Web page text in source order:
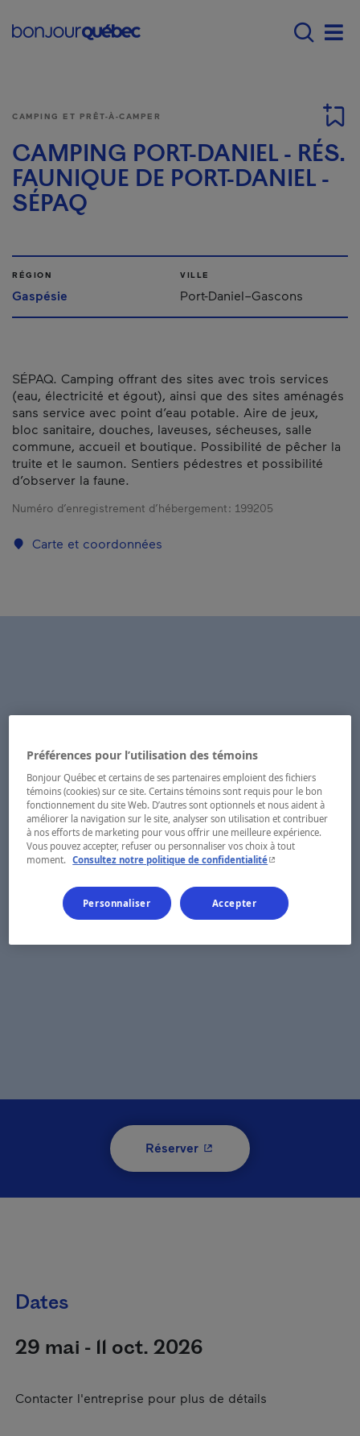
Main navigation -
Réserver- Cet hyperlien s'ouvrira
CAMPING ET PRÊT-À-CAMPER
CAMPING PORT-DANIEL - RÉS.
FAUNIQUE DE PORT-DANIEL -
SÉPAQ
RÉGION
Gaspésie
VILLE
Port-Daniel–Gascons
SÉPAQ. Camping offrant des sites avec trois services
(eau, électricité et égout), ainsi que des sites aménagés
sans service avec point d’eau potable. Aire de jeux,
bloc sanitaire, douches, laveuses, sécheuses, salle
commune, accueil et boutique. Possibilité de pêcher la
truite et le saumon. Sentiers pédestres et possibilité
d’observer la faune.
Numéro d’enregistrement d’hébergement : 199205
Carte et coordonnées
Dates
29 mai - 11 oct. 2026
Contacter l'entreprise pour plus de détails
Préférences pour l’utilisation des témoins
Bonjour Québec et certains de ses partenaires emploient des fichiers
témoins (cookies) sur ce site. Certains témoins sont requis pour le bon
fonctionnement du site Web. D’autres sont optionnels et nous aident à
améliorer la navigation sur le site, analyser son utilisation et contribuer
à nos efforts de marketing pour vous offrir une meilleure expérience.
Vous pouvez accepter, refuser ou personnaliser vos choix à tout
moment. Consultez notre politique de confidentialité- Cet hyperlien
Personnaliser Accepter